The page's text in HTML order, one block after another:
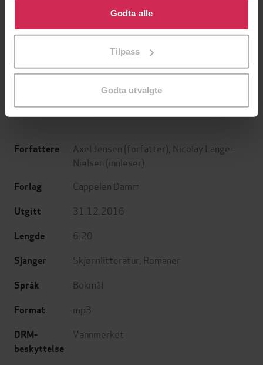
bruke cookies for alle disse formålene. Du kan også
tilpasse ditt samtykke til spesifikke formål ved å klikke
Godta alle
Tilpass
Godta utvalgte
Jenta som ble igjen
Jojo Moyes
Zeshan Shakar
Forfattere Axel Jensen (forfatter), Nicolay Lange-
Nielsen (innleser)
Forlag Cappelen Damm
Utgitt 31.12.2016
Lengde 6:20
Sjanger Skjønnlitteratur Romaner
Språk Bokmål
Format mp3
DRM-
beskyttelse
Vannmerket